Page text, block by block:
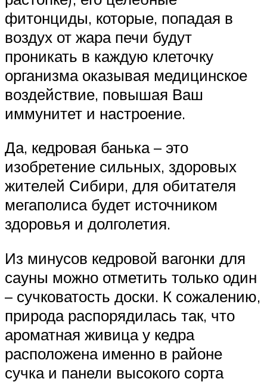
фитонциды, которые, попадая в
воздух от жара печи будут
проникать в каждую клеточку
организма оказывая медицинское
воздействие, повышая Ваш
иммунитет и настроение.
Да, кедровая банька – это
изобретение сильных, здоровых
жителей Сибири, для обитателя
мегаполиса будет источником
здоровья и долголетия.
Из минусов кедровой вагонки для
сауны можно отметить только один
– сучковатость доски. К сожалению,
природа распорядилась так, что
ароматная живица у кедра
расположена именно в районе
сучка и панели высокого сорта